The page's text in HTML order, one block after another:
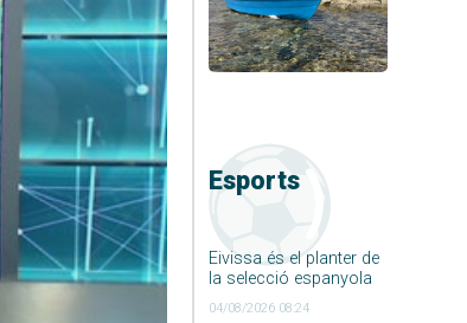
Esports
Eivissa és el planter de
la selecció espanyola
04/08/2026 08:24